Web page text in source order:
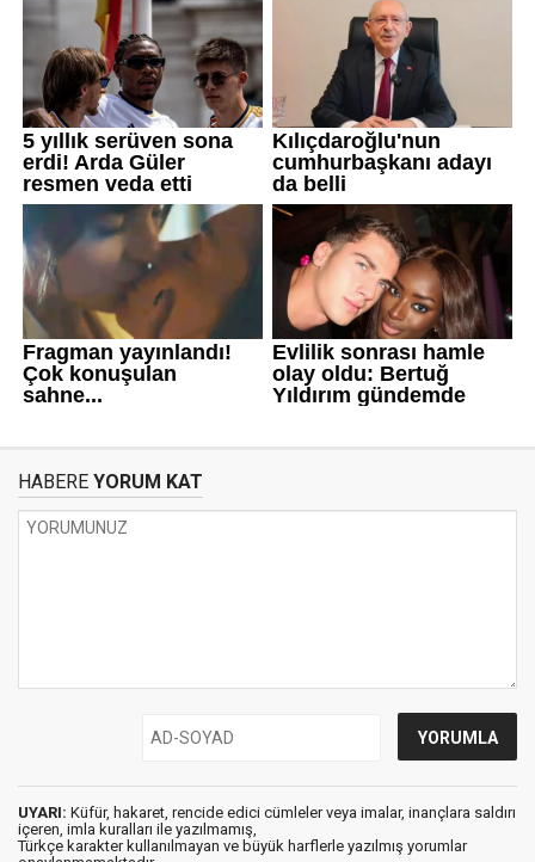
HABERE YORUM KAT
UYARI: Küfür, hakaret, rencide edici cümleler veya imalar, inançlara saldırı
içeren, imla kuralları ile yazılmamış,
Türkçe karakter kullanılmayan ve büyük harflerle yazılmış yorumlar